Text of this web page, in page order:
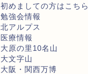
初めましての方はこちら
勉強会情報
北アルプス
医療情報
大原の里10名山
大文字山
大阪・関西万博